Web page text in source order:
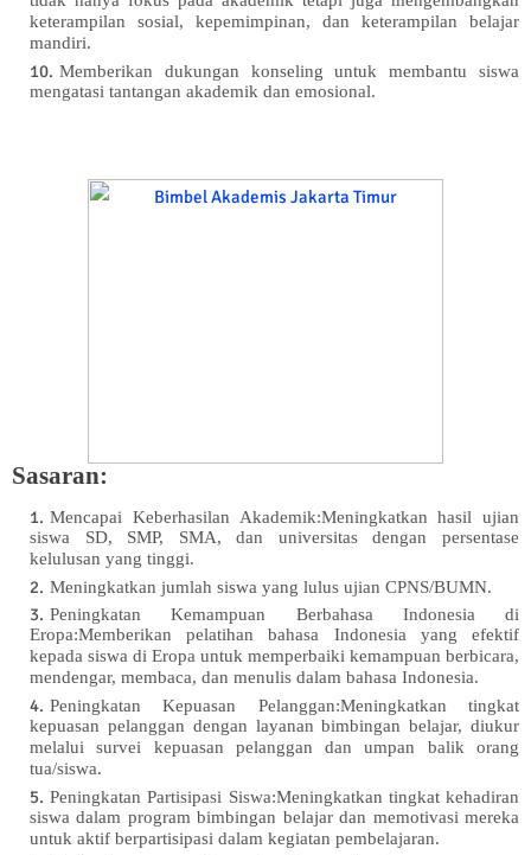
keterampilan sosial, kepemimpinan, dan keterampilan belajar
mandiri.
Memberikan dukungan konseling untuk membantu siswa
mengatasi tantangan akademik dan emosional.
Sasaran:
Mencapai Keberhasilan Akademik:Meningkatkan hasil ujian
siswa SD, SMP, SMA, dan universitas dengan persentase
kelulusan yang tinggi.
Meningkatkan jumlah siswa yang lulus ujian CPNS/BUMN.
Peningkatan Kemampuan Berbahasa Indonesia di
Eropa:Memberikan pelatihan bahasa Indonesia yang efektif
kepada siswa di Eropa untuk memperbaiki kemampuan berbicara,
mendengar, membaca, dan menulis dalam bahasa Indonesia.
Peningkatan Kepuasan Pelanggan:Meningkatkan tingkat
kepuasan pelanggan dengan layanan bimbingan belajar, diukur
melalui survei kepuasan pelanggan dan umpan balik orang
tua/siswa.
Peningkatan Partisipasi Siswa:Meningkatkan tingkat kehadiran
siswa dalam program bimbingan belajar dan memotivasi mereka
untuk aktif berpartisipasi dalam kegiatan pembelajaran.